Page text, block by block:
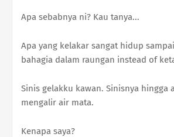
Apa sebabnya ni? Kau tanya...
Apa yang kelakar sangat hidup
bahagia dalam raungan instead of
Sinis gelakku kawan. Sinisnya hingga
mengalir air mata.
Kenapa saya?